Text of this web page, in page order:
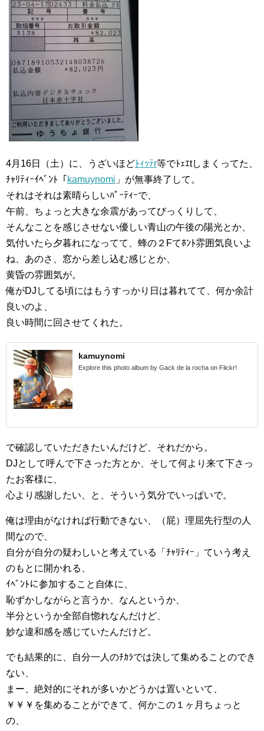
4月16日（土）に、うざいほどﾄｨｯﾃr等でﾄｪｴtしまくってた、
ﾁｬﾘﾃｨｰｲﾍﾞﾝﾄ「 kamuynomi 」が無事終了して。
それはそれは素晴らしいﾊﾟｰﾃｨｰで、
午前、ちょっと大きな余震があってびっくりして、
そんなことを感じさせない優しい青山の午後の陽光とか、
気付いたら夕暮れになってて、蜂の２Fてﾎﾝﾄ雰囲気良いよ
ね、あのさ、窓から差し込む感じとか、
黄昏の雰囲気が。
俺がDJしてる頃にはもうすっかり日は暮れてて、何か余計
良いのよ、
良い時間に回させてくれた。
kamuynomi
Explore this photo album by Gack de la rocha on Flickr!
で確認していただきたいんだけど、それだから。
DJとして呼んで下さった方とか、そして何より来て下さっ
たお客様に、
心より感謝したい、と、そういう気分でいっぱいで。
俺は理由がなければ行動できない、（屁）理屈先行型の人
間なので、
自分が自分の疑わしいと考えている「ﾁｬﾘﾃｨｰ」ていう考え
のもとに開かれる、
ｲﾍﾞﾝﾄに参加すること自体に、
恥ずかしながらと言うか、なんというか、
半分というか全部自惚れなんだけど、
妙な違和感を感じていたんだけど。
でも結果的に、自分一人のﾁｶﾗでは決して集めることのでき
ない、
まー、絶対的にそれが多いかどうかは置いといて、
￥￥￥を集めることができて、何かこの１ヶ月ちょっと
の、